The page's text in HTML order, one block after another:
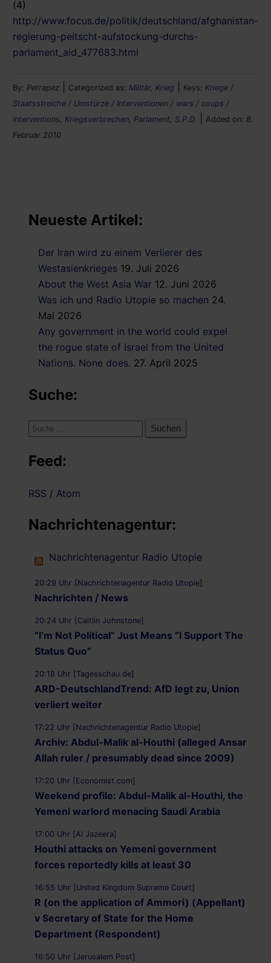
(4)
http://www.focus.de/politik/deutschland/afghanistan-
regierung-peitscht-aufstockung-durchs-
parlament_aid_477683.html
By: Petrapez Categorized as: Militär, Krieg Keys: Kriege /
Staatsstreiche / Umstürze / Interventionen / wars / coups /
interventions
Kriegsverbrechen Parlament S.P.D. Added on: 8.
Februar 2010
Neueste Artikel:
Der Iran wird zu einem Verlierer des
Westasienkrieges 19. Juli 2026
About the West Asia War 12. Juni 2026
Was ich und Radio Utopie so machen 24.
Mai 2026
Any government in the world could expel
the rogue state of Israel from the United
Nations. None does. 27. April 2025
Suche:
Suche
Feed:
RSS / Atom
Nachrichtenagentur:
Nachrichtenagentur Radio Utopie
20:29 Uhr [Nachrichtenagentur Radio Utopie]
Nachrichten / News
20:24 Uhr [Caitlin Johnstone]
“I’m Not Political” Just Means “I Support The
Status Quo”
20:18 Uhr [Tagesschau.de]
ARD-DeutschlandTrend: AfD legt zu, Union
verliert weiter
17:22 Uhr [Nachrichtenagentur Radio Utopie]
Archiv: Abdul-Malik al-Houthi (alleged Ansar
Allah ruler / presumably dead since 2009)
17:20 Uhr [Economist.com]
Weekend profile: Abdul-Malik al-Houthi, the
Yemeni warlord menacing Saudi Arabia
17:00 Uhr [Al Jazeera]
Houthi attacks on Yemeni government
forces reportedly kills at least 30
16:55 Uhr [United Kingdom Supreme Court]
R (on the application of Ammori) (Appellant)
v Secretary of State for the Home
Department (Respondent)
16:50 Uhr [Jerusalem Post]